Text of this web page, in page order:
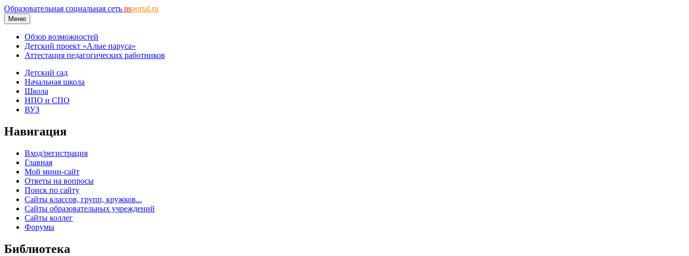
Образовательная социальная сеть nsportal.ru
Меню
Обзор возможностей
Детский проект «Алые паруса»
Аттестация педагогических работников
Детский сад
Начальная школа
Школа
НПО и СПО
ВУЗ
Навигация
Вход/регистрация
Главная
Мой мини-сайт
Ответы на вопросы
Поиск по сайту
Сайты классов, групп, кружков...
Сайты образовательных учреждений
Сайты коллег
Форумы
Библиотека